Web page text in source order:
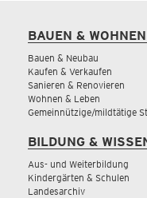
BAUEN & WOHNEN
Bauen & Neubau
Kaufen & Verkaufen
Sanieren & Renovieren
Wohnen & Leben
Gemeinnützige/mildtätige
BILDUNG &
Aus- und Weiterbildung
Kindergärten & Schulen
Landesarchiv